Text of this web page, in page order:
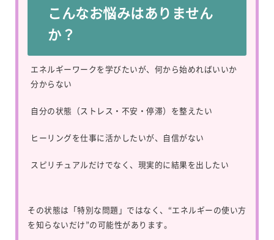
こんなお悩みはありません
か？
エネルギーワークを学びたいが、何から始めればいいか
分からない
自分の状態（ストレス・不安・停滞）を整えたい
ヒーリングを仕事に活かしたいが、自信がない
スピリチュアルだけでなく、現実的に結果を出したい
その状態は「特別な問題」ではなく、“エネルギーの使い方
を知らないだけ”の可能性があります。